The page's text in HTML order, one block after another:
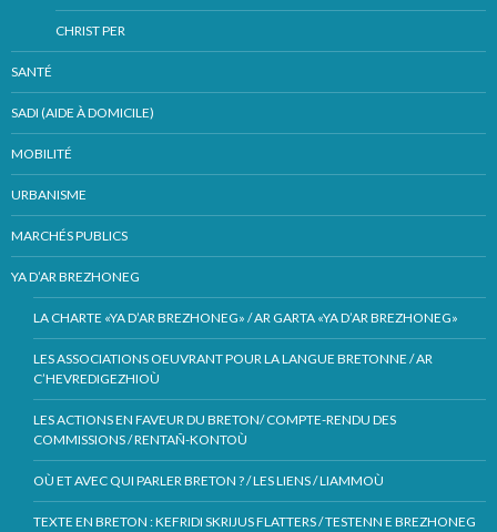
CHRIST PER
SANTÉ
SADI (AIDE À DOMICILE)
MOBILITÉ
URBANISME
MARCHÉS PUBLICS
YA D’AR BREZHONEG
LA CHARTE «YA D’AR BREZHONEG» / AR GARTA «YA D’AR BREZHONEG»
LES ASSOCIATIONS OEUVRANT POUR LA LANGUE BRETONNE / AR
C’HEVREDIGEZHIOÙ
LES ACTIONS EN FAVEUR DU BRETON/ COMPTE-RENDU DES
COMMISSIONS / RENTAÑ-KONTOÙ
OÙ ET AVEC QUI PARLER BRETON ? / LES LIENS / LIAMMOÙ
TEXTE EN BRETON : KEFRIDI SKRIJUS FLATTERS / TESTENN E BREZHONEG